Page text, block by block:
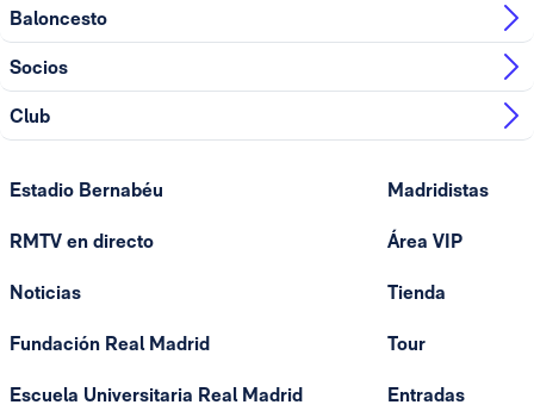
Baloncesto
Socios
Club
Estadio Bernabéu
RMTV en directo
Noticias
Fundación Real Madrid
Escuela Universitaria Real Madrid
Madridistas
Área VIP
Tienda
Tour
Entradas